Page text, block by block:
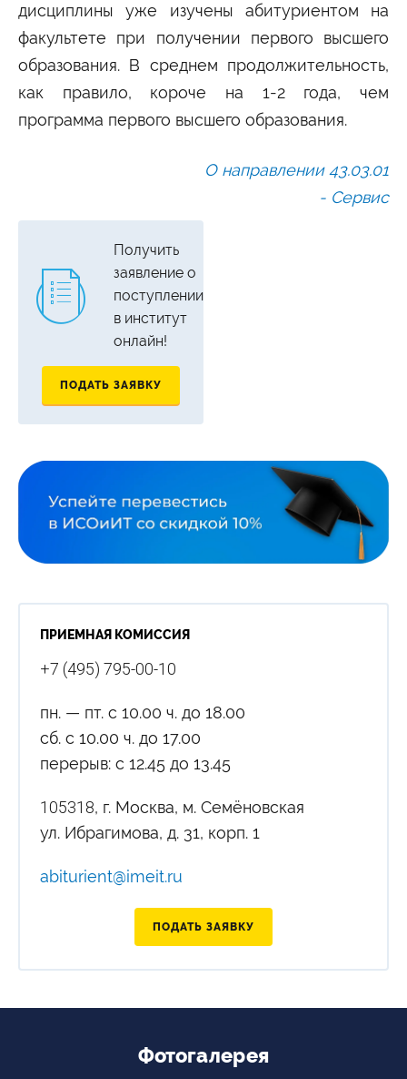
дисциплины уже изучены абитуриентом на
факультете при получении первого высшего
образования. В среднем продолжительность,
как правило, короче на 1-2 года, чем
программа первого высшего образования.
О направлении 43.03.01
- Сервис
Получить
заявление о
поступлении
в институт
онлайн!
ПОДАТЬ ЗАЯВКУ
ПРИЕМНАЯ КОМИССИЯ
+7 (495) 795-00-10
пн. — пт. с 10.00 ч. до 18.00
сб. с 10.00 ч. до 17.00
перерыв: с 12.45 до 13.45
105318, г. Москва, м. Семёновская
ул. Ибрагимова, д. 31, корп. 1
abiturient@imeit.ru
ПОДАТЬ ЗАЯВКУ
Фотогалерея